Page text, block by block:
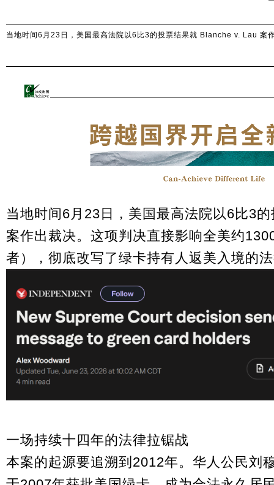
当地时间6月23日，美国最高法院以6比3的投票结果就 Blanche v. Lau 案
当地时间6月23日，美国最高法院以6比3
案作出裁决。这项判决直接影响全美约
者），彻底改写了绿卡持有人返美入境的
一场持续十四年的法律拉锯战
本案的起源要追溯到2012年。华人公民刘